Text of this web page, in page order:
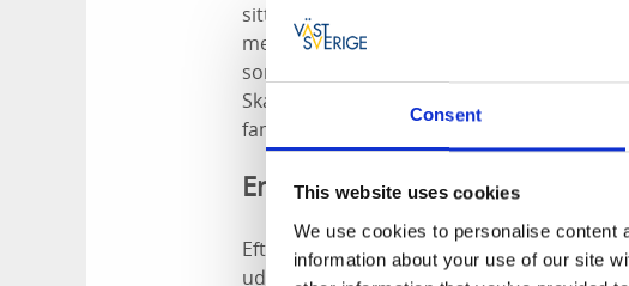
Consent
This website uses cookies
We use cookies to personalise content
information about your use of our site
sittplatser väcker nyfikenhet hos både
med grillplats vid sjön Acksjön blir ofta en
som vill kombinera vandring med lek, fika
Skara och Valleområdet gör leden till ett
familjer med barn som gillar att röra sig i
En paus vid sjön Acksjön och
Efter din vandring kan du passa på att ta
udde som går ut i den stilla skogssjön